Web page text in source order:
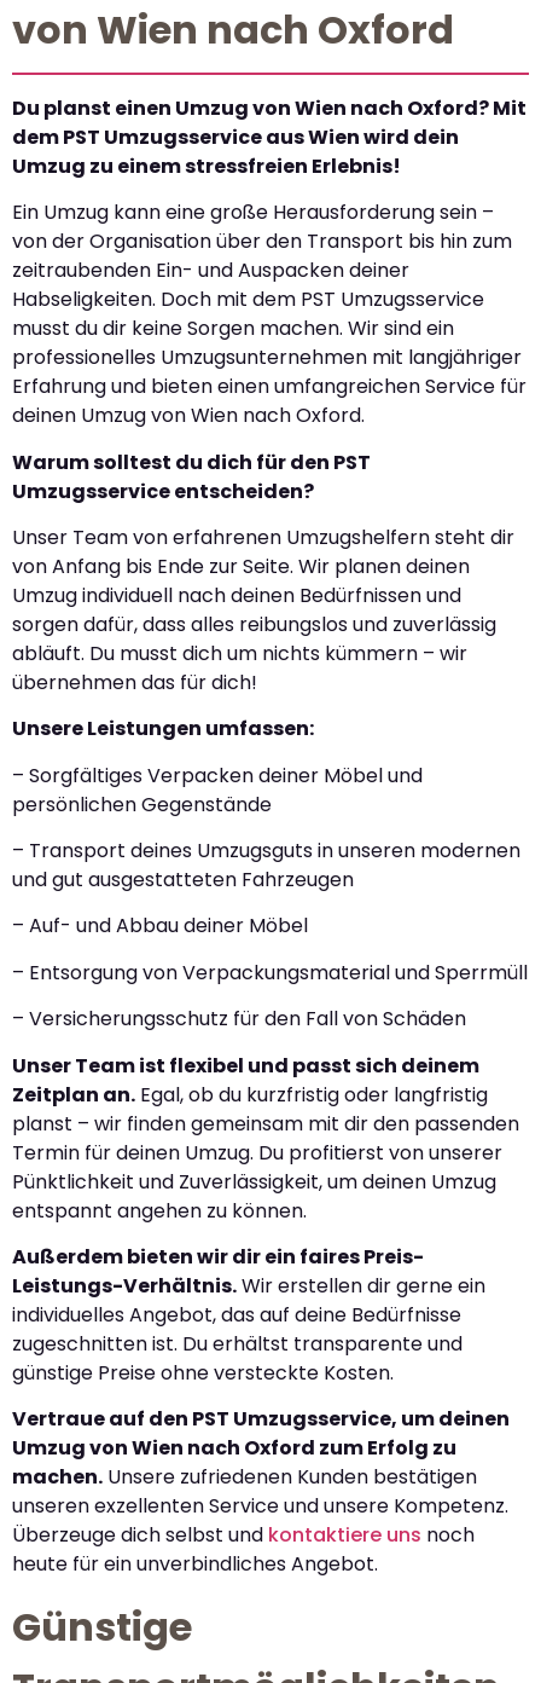
von Wien nach Oxford
Du planst einen Umzug von Wien nach Oxford? Mit
dem PST Umzugsservice aus Wien wird dein
Umzug zu einem stressfreien Erlebnis!
Ein Umzug kann eine große Herausforderung sein –
von der Organisation über den Transport bis hin zum
zeitraubenden Ein- und Auspacken deiner
Habseligkeiten. Doch mit dem PST Umzugsservice
musst du dir keine Sorgen machen. Wir sind ein
professionelles Umzugsunternehmen mit langjähriger
Erfahrung und bieten einen umfangreichen Service für
deinen Umzug von Wien nach Oxford.
Warum solltest du dich für den PST
Umzugsservice entscheiden?
Unser Team von erfahrenen Umzugshelfern steht dir
von Anfang bis Ende zur Seite. Wir planen deinen
Umzug individuell nach deinen Bedürfnissen und
sorgen dafür, dass alles reibungslos und zuverlässig
abläuft. Du musst dich um nichts kümmern – wir
übernehmen das für dich!
Unsere Leistungen umfassen:
– Sorgfältiges Verpacken deiner Möbel und
persönlichen Gegenstände
– Transport deines Umzugsguts in unseren modernen
und gut ausgestatteten Fahrzeugen
– Auf- und Abbau deiner Möbel
– Entsorgung von Verpackungsmaterial und Sperrmüll
– Versicherungsschutz für den Fall von Schäden
Unser Team ist flexibel und passt sich deinem
Zeitplan an. Egal, ob du kurzfristig oder langfristig
planst – wir finden gemeinsam mit dir den passenden
Termin für deinen Umzug. Du profitierst von unserer
Pünktlichkeit und Zuverlässigkeit, um deinen Umzug
entspannt angehen zu können.
Außerdem bieten wir dir ein faires Preis-
Leistungs-Verhältnis.Wir erstellen dir gerne ein
individuelles Angebot, das auf deine Bedürfnisse
zugeschnitten ist. Du erhältst transparente und
günstige Preise ohne versteckte Kosten.
Vertraue auf den PST Umzugsservice, um deinen
Umzug von Wien nach Oxford zum Erfolg zu
machen. Unsere zufriedenen Kunden bestätigen
unseren exzellenten Service und unsere Kompetenz.
Überzeuge dich selbst und kontaktiere uns noch
heute für ein unverbindliches Angebot.
Günstige